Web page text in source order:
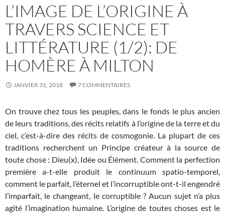
L’IMAGE DE L’ORIGINE À
TRAVERS SCIENCE ET
LITTÉRATURE (1/2): DE
HOMÈRE À MILTON
JANVIER 31, 2018 7 COMMENTAIRES
On trouve chez tous les peuples, dans le fonds le plus ancien
de leurs traditions, des récits relatifs à l’origine de la terre et du
ciel, c’est-à-dire des récits de cosmogonie. La plupart de ces
traditions recherchent un Principe créateur à la source de
toute chose : Dieu(x), Idée ou Élément. Comment la perfection
première a-t-elle produit le continuum spatio-temporel,
comment le parfait, l’éternel et l’incorruptible ont-t-il engendré
l’imparfait, le changeant, le corruptible ? Aucun sujet n’a plus
agité l’imagination humaine. L’origine de toutes choses est le